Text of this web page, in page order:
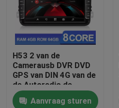
Huis
H53 2 van de
Camerausb DVR DVD
GPS van DIN 4G van de
de Autoradio de
Autostereo-installatie
Aanvraag sturen